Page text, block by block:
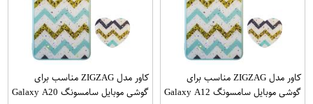
کاور مدل ZIGZAG مناسب برای
گوشی موبایل سامسونگ Galaxy A12
کاور مدل ZIGZAG مناسب برای
گوشی موبایل سامسونگ Galaxy A20